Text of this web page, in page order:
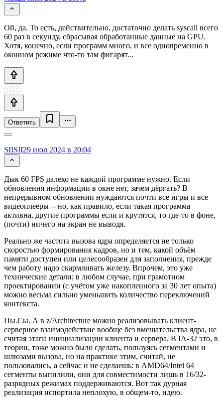
Ой, да. То есть, действительно, достаточно делать syscall всего
60 раз в секунду, сбрасывая обработанные данные на GPU.
Хотя, конечно, если программ много, и все одновременно в
оконном режиме что-то там фигарят...
Ответить
SIISII29 июл 2024 в 20:04
Дык 60 FPS далеко не каждой программе нужно. Если
обновления информации в окне нет, зачем дёргать? В
непрерывном обновлении нуждаются почти все игры и все
видеоплееры -- но, как правило, если такая программа
активна, другие программы если и крутятся, то где-то в фоне,
(почти) ничего на экран не выводя.
Реально же частота вызова ядра определяется не только
скоростью формирования кадров, но и тем, какой объём
памяти доступен или целесообразен для заполнения, прежде
чем работу надо скармливать железу. Впрочем, это уже
технические детали; в любом случае, при грамотном
проектировании (с учётом уже накопленного за 30 лет опыта)
можно весьма сильно уменьшить количество переключений
контекста.
Пы.Сы. А в z/Architecture можно реализовывать клиент-
серверное взаимодействие вообще без вмешательства ядра, не
считая этапа инициализации клиента и сервера. В IA-32 это, в
теории, тоже можно было сделать, пользуясь сегментами и
шлюзами вызова, но на практике этим, считай, не
пользовались, а сейчас и не сделаешь: в AMD64/Intel 64
сегменты выпилили, они для совместимости лишь в 16/32-
разрядных режимах поддерживаются. Вот так дурная
реализация испортила неплохую, в общем-то, идею.